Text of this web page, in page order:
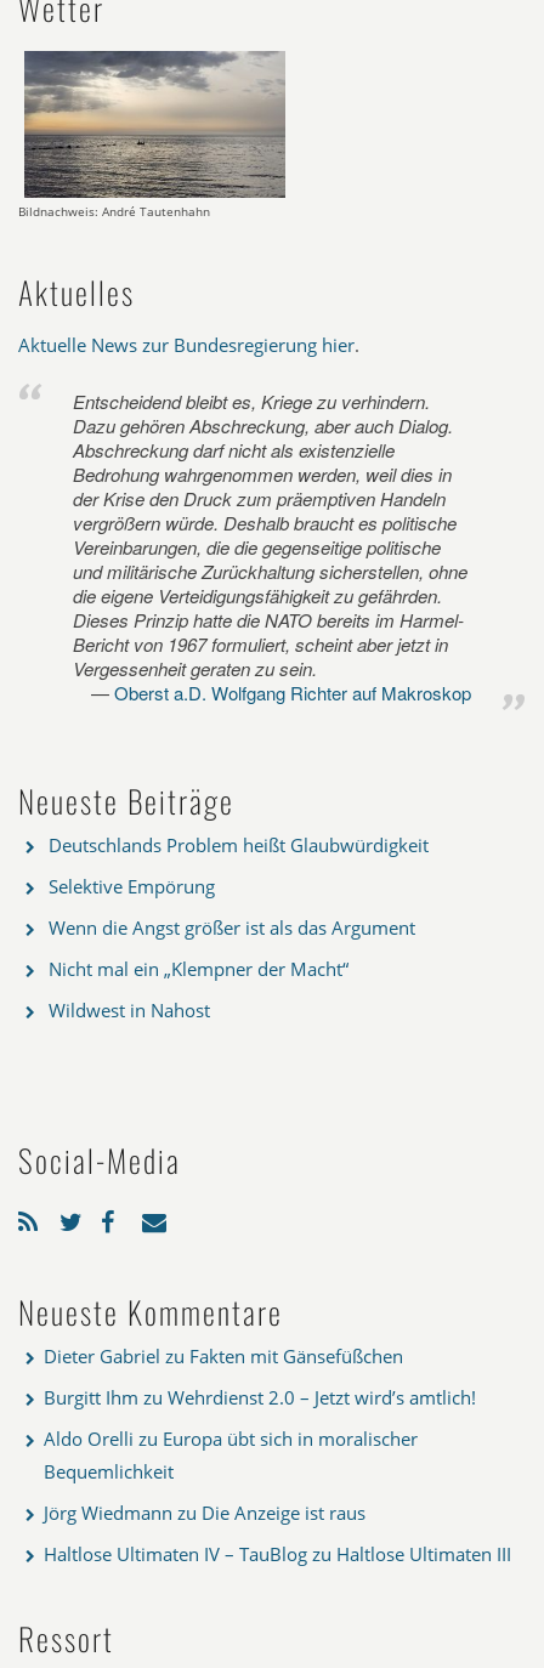
Bildnachweis: André Tautenhahn
Aktuelles
Aktuelle News zur Bundesregierung hier.
Entscheidend bleibt es, Kriege zu verhindern.
Dazu gehören Abschreckung, aber auch Dialog.
Abschreckung darf nicht als existenzielle
Bedrohung wahrgenommen werden, weil dies in
der Krise den Druck zum präemptiven Handeln
vergrößern würde. Deshalb braucht es politische
Vereinbarungen, die die gegenseitige politische
und militärische Zurückhaltung sicherstellen, ohne
die eigene Verteidigungsfähigkeit zu gefährden.
Dieses Prinzip hatte die NATO bereits im Harmel-
Bericht von 1967 formuliert, scheint aber jetzt in
Vergessenheit geraten zu sein.
Oberst a.D. Wolfgang Richter auf Makroskop
Neueste Beiträge
Deutschlands Problem heißt Glaubwürdigkeit
Selektive Empörung
Wenn die Angst größer ist als das Argument
Nicht mal ein „Klempner der Macht“
Wildwest in Nahost
Social-Media
Neueste Kommentare
Dieter Gabriel zu Fakten mit Gänsefüßchen
Burgitt Ihm zu Wehrdienst 2.0 – Jetzt wird’s amtlich!
Aldo Orelli zu Europa übt sich in moralischer
Bequemlichkeit
Jörg Wiedmann zu Die Anzeige ist raus
Haltlose Ultimaten IV – TauBlog zu Haltlose Ultimaten III
Ressort